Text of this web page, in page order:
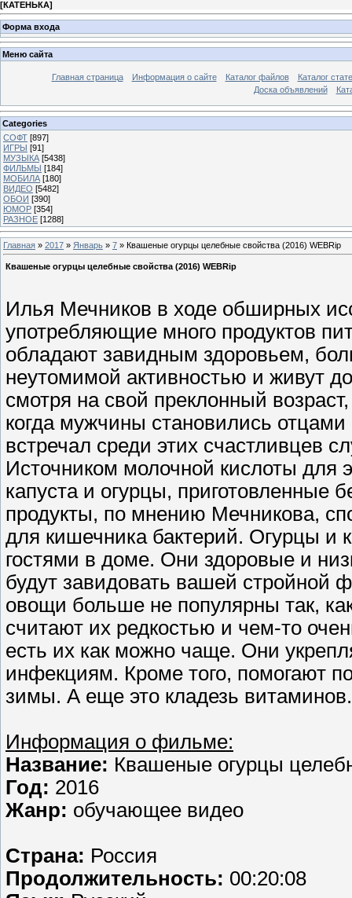
[КАТЕНЬКА]
Форма входа
Меню сайта
Главная страница Информация о сайте Каталог файлов
Каталог
Доска объявлений
Categories
СОФТ [897]
ИГРЫ [91]
МУЗЫКА [5438]
ФИЛЬМЫ [184]
МОБИЛА [180]
ВИДЕО [5482]
ОБОИ [390]
ЮМОР [354]
РАЗНОЕ [1288]
Главная » 2017 » Январь » 7 » Квашеные огурцы целебные свойства (2016) WEBRip
Квашеные огурцы целебные свойства (2016) WEBRip
Илья Мечников в ходе обширных
употребляющие много продуктов
обладают завидным здоровьем,
неутомимой активностью и живут
смотря на свой преклонный
когда мужчины становились
встречал среди этих счастливцев
Источником молочной кислоты для
капуста и огурцы, приготовленные
продукты, по мнению Мечникова,
для кишечника бактерий. Огурцы и
гостями в доме. Они здоровые и
будут завидовать вашей стройной
овощи больше не популярны так,
считают их редкостью и чем-то
есть их как можно чаще. Они
инфекциям. Кроме того, помогают
зимы. А еще это кладезь витаминов.
Информация о фильме:
Название: Квашеные огурцы
Год: 2016
Жанр: обучающее видео
Страна: Россия
Продолжительность: 00:20:08